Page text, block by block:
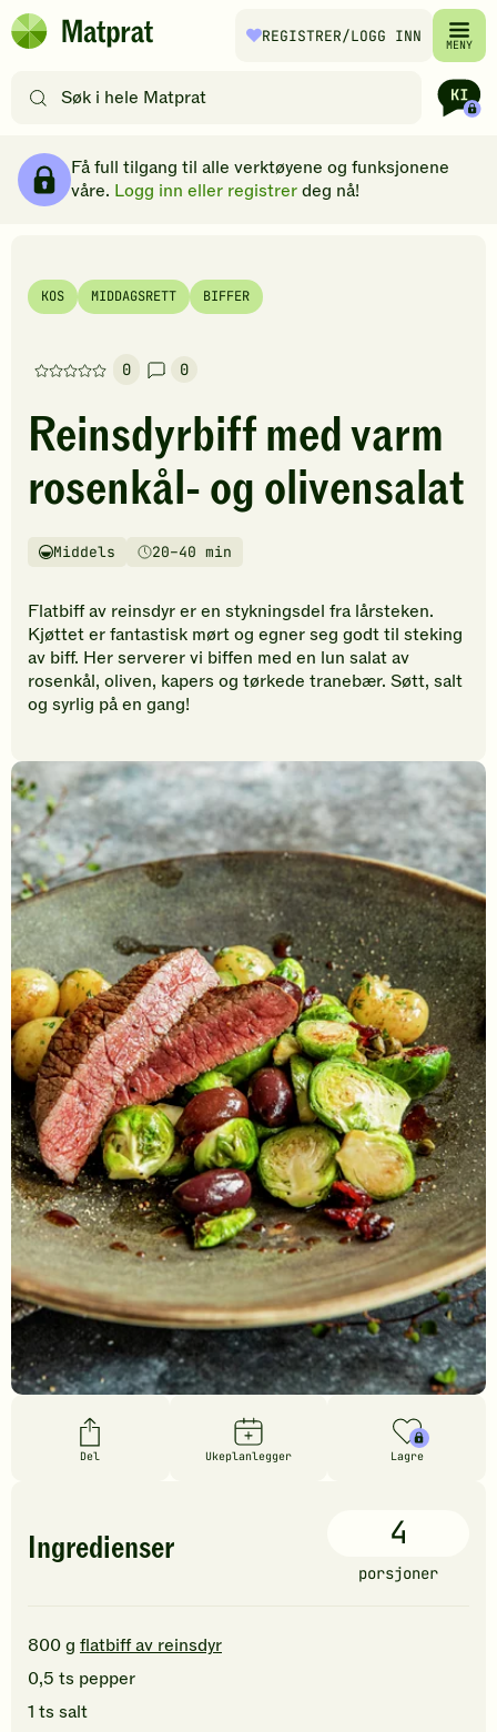
Hopp til hovedinnhold
Matprat
REGISTRER/LOGG INN MENY
etter
filtre
Få full tilgang til alle verktøyene og funksjonene
våre. Logg inn eller registrerdeg nå!
KOS MIDDAGSRETT BIFFER
0
Denne
har
foreløpig
ingen
vurderinger.
den
til
å
vurdere
denne
oppskriften.
0
Reinsdyrbiff med varm
rosenkål- og olivensalat
Vanskelighetsgrad
Middels
Tilberedningstid20–40 min
Flatbiff av reinsdyr er en stykningsdel fra lårsteken.
Kjøttet er fantastisk mørt og egner seg godt til steking
av biff. Her serverer vi biffen med en lun salat av
rosenkål, oliven, kapers og tørkede tranebær. Søtt, salt
og syrlig på en gang!
Del Ukeplanlegger Lagre
Ingredienser 4
porsjoner
800g flatbiff av reinsdyr
0,5 ts pepper
1 ts salt